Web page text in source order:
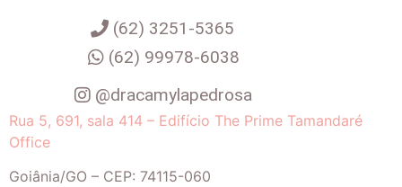
(62) 3251-5365
(62) 99978-6038
@dracamylapedrosa
Rua 5, 691, sala 414 – Edifício The Prime Tamandaré
Office
Goiânia/GO – CEP: 74115-060